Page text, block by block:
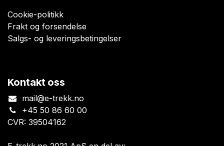
Cookie-politikk
Frakt og forsendelse
Salgs- og leveringsbetingelser
Kontakt oss
mail@e-trekk.no
+45 50 86 60 00
CVR: 39504162